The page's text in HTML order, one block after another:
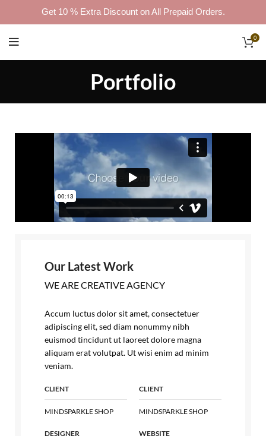
Get 10 % Extra Discount on All Prepaid Orders.
0
Portfolio
Our Latest Work
WE ARE CREATIVE AGENCY
Accum luctus dolor sit amet, consectetuer
adipiscing elit, sed diam nonummy nibh
euismod tincidunt ut laoreet dolore magna
aliquam erat volutpat. Ut wisi enim ad minim
veniam.
CLIENT
MINDSPARKLE SHOP
CLIENT
MINDSPARKLE SHOP
DESIGNER WEBSITE